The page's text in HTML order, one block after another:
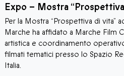
Expo – Mostra
Per la Mostra “Prospettiva di vita”
Marche ha affidato a Marche Film
artistica e coordinamento
filmati tematici presso lo Spazio
Italia.